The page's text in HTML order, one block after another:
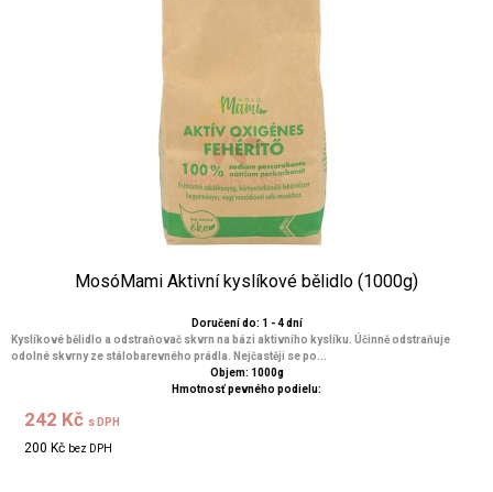
MosóMami Aktivní kyslíkové bělidlo (1000g)
Doručení do: 1 - 4 dní
Kyslíkové bělidlo a odstraňovač skvrn na bázi aktivního kyslíku. Účinně odstraňuje
odolné skvrny ze stálobarevného prádla. Nejčastěji se po...
Objem: 1000g
Hmotnosť pevného podielu:
242 Kč s DPH
200 Kč bez DPH